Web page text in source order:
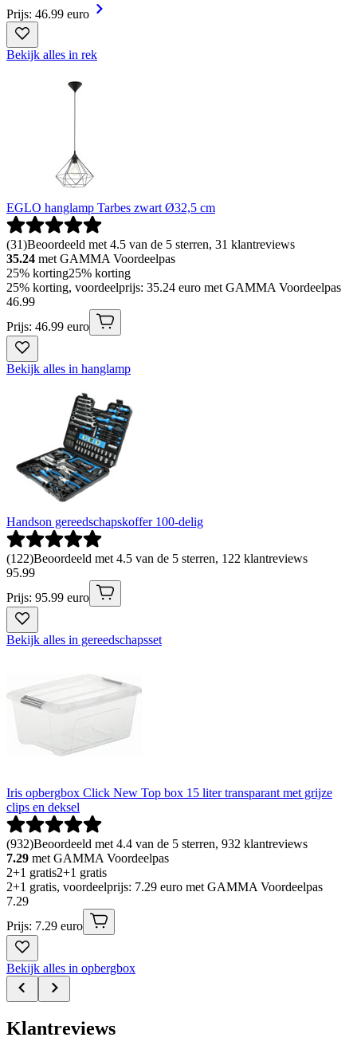
Prijs: 46.99 euro
Bekijk alles in rek
EGLO hanglamp Tarbes zwart Ø32,5 cm
(31)Beoordeeld met 4.5 van de 5 sterren, 31 klantreviews
35.24 met GAMMA Voordeelpas
25% korting25% korting
25% korting, voordeelprijs: 35.24 euro met GAMMA Voordeelpas
46.99
Prijs: 46.99 euro
Bekijk alles in hanglamp
Handson gereedschapskoffer 100-delig
(122)Beoordeeld met 4.5 van de 5 sterren, 122 klantreviews
95.99
Prijs: 95.99 euro
Bekijk alles in gereedschapsset
Iris opbergbox Click New Top box 15 liter transparant met grijze
clips en deksel
(932)Beoordeeld met 4.4 van de 5 sterren, 932 klantreviews
7.29 met GAMMA Voordeelpas
2+1 gratis2+1 gratis
2+1 gratis, voordeelprijs: 7.29 euro met GAMMA Voordeelpas
7.29
Prijs: 7.29 euro
Bekijk alles in opbergbox
Klantreviews